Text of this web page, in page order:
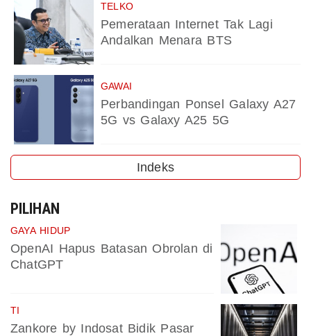
TELKO
Pemerataan Internet Tak Lagi
Andalkan Menara BTS
GAWAI
Perbandingan Ponsel Galaxy A27
5G vs Galaxy A25 5G
Indeks
PILIHAN
GAYA HIDUP
OpenAI Hapus Batasan Obrolan di
ChatGPT
TI
Zankore by Indosat Bidik Pasar